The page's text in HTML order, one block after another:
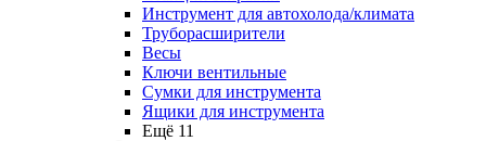
Инструмент для автохолода/климата
Труборасширители
Весы
Ключи вентильные
Сумки для инструмента
Ящики для инструмента
Ещё 11